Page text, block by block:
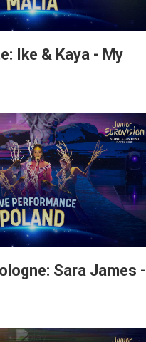
Ike & Kaya - My
Sara James -